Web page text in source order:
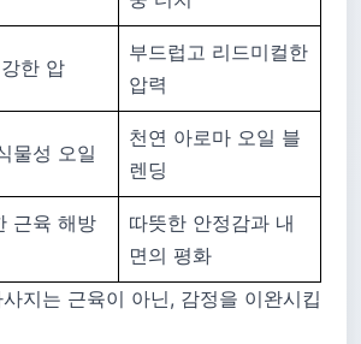
한 압
부드럽고 리드미컬한
압력
물성 오일
천연 아로마 오일 블
렌딩
근육 해방
따뜻한 안정감과 내
면의 평화
지는 근육이 아닌, 감정을 이완시킵